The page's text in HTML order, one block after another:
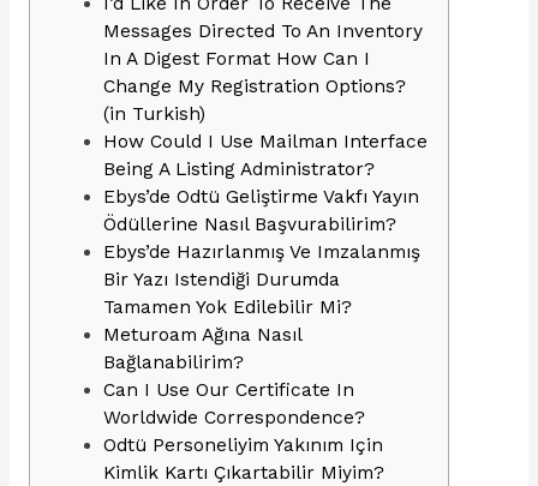
Messages Directed To An Inventory
In A Digest Format How Can I
Change My Registration Options?
(in Turkish)
How Could I Use Mailman Interface
Being A Listing Administrator?
Ebys’de Odtü Geliştirme Vakfı Yayın
Ödüllerine Nasıl Başvurabilirim?
Ebys’de Hazırlanmış Ve Imzalanmış
Bir Yazı Istendiği Durumda
Tamamen Yok Edilebilir Mi?
Meturoam Ağına Nasıl
Bağlanabilirim?
Can I Use Our Certificate In
Worldwide Correspondence?
Odtü Personeliyim Yakınım Için
Kimlik Kartı Çıkartabilir Miyim?